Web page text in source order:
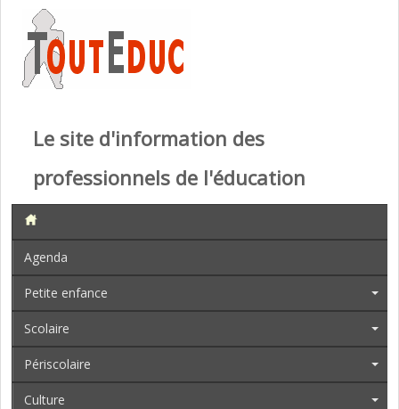
Le site d'information des
professionnels de l'éducation
Agenda
Petite enfance
Scolaire
Périscolaire
Culture